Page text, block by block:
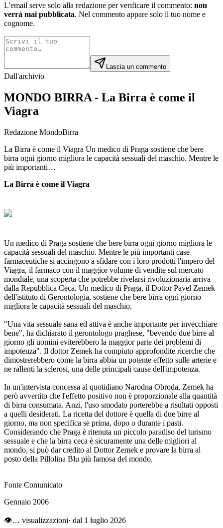
L'email serve solo alla redazione per verificare il commento: non
verrà mai pubblicata. Nel commento appare solo il tuo nome e
cognome.
Lascia un commento
Dall'archivio
MONDO BIRRA - La Birra è come il
Viagra
Redazione MondoBirra
La Birra è come il Viagra Un medico di Praga sostiene che bere
birra ogni giorno migliora le capacità sessuali del maschio. Mentre le
più importanti…
La Birra è come il Viagra
Un medico di Praga sostiene che bere birra ogni giorno migliora le
capacità sessuali del maschio. Mentre le più importanti case
farmaceutiche si accingono a sfidare con i loro prodotti l'impero del
Viagra, il farmaco con il maggior volume di vendite sul mercato
mondiale, una scoperta che potrebbe rivelarsi rivoluzionaria arriva
dalla Repubblica Ceca. Un medico di Praga, il Dottor Pavel Zemek
dell'istituto di Gerontologia, sostiene che bere birra ogni giorno
migliora le capacità sessuali del maschio.
"Una vita sessuale sana ed attiva è anche importante per invecchiare
bene", ha dichiarato il gerontologo praghese, "bevendo due birre al
giorno gli uomini eviterebbero la maggior parte dei problemi di
impotenza". Il dottor Zemek ha compiuto approfondite ricerche che
dimostrerebbero come la birra abbia un potente effetto sulle arterie e
ne rallenti la sclerosi, una delle principali cause dell'impotenza.
In un'intervista concessa al quotidiano Narodna Obroda, Zemek ha
però avvertito che l'effetto positivo non è proporzionale alla quantità
di birra consumata. Anzi, l'uso smodato porterebbe a risultati opposti
a quelli desiderati. La ricetta del dottore è quella di due birre al
giorno, ma non specifica se prima, dopo o durante i pasti.
Considerando che Praga è ritenuta un piccolo paradiso del turismo
sessuale e che la birra ceca è sicuramente una delle migliori al
mondo, si può dar credito al Dottor Zemek e provare la birra al
posto della Pillolina Blu più famosa del mondo.
Fonte Comunicato
Gennaio 2006
👁… visualizzazioni· dal 1 luglio 2026